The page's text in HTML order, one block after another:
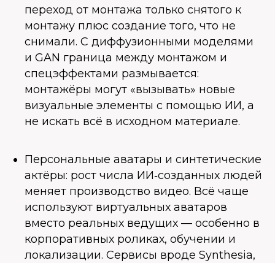
переход от монтажа только снятого к
монтажу плюс создание того, что не
снимали. С диффузионными моделями
и GAN граница между монтажом и
спецэффектами размывается:
монтажёры могут «вызывать» новые
визуальные элементы с помощью ИИ, а
не искать всё в исходном материале.
Персональные аватары и синтетические
актёры: рост числа ИИ‑созданных людей
меняет производство видео. Всё чаще
используют виртуальных аватаров
вместо реальных ведущих — особенно в
корпоративных роликах, обучении и
локализации. Сервисы вроде Synthesia,